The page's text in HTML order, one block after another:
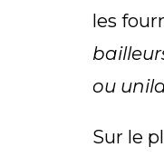
les
ou
Sur le